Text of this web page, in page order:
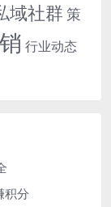
域社群 策
行业动态
积分